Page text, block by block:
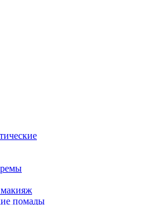
помады